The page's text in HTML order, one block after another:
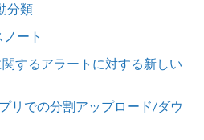
分類
ート
するアラートに対する新しい
リでの分割アップロード/ダウ